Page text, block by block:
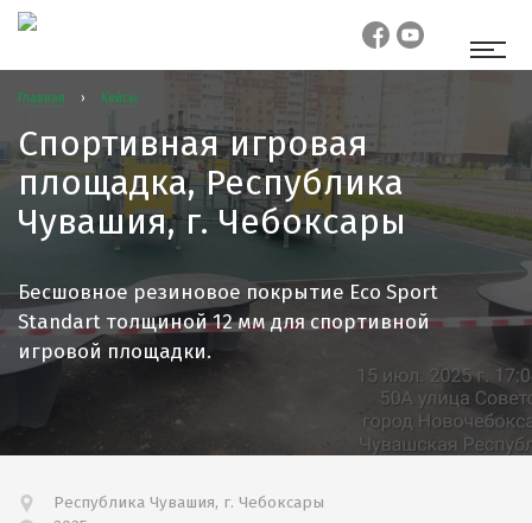
Главная › Кейсы
Спортивная игровая
площадка, Республика
Чувашия, г. Чебоксары
Бесшовное резиновое покрытие Eco Sport
Standart толщиной 12 мм для спортивной
игровой площадки.
Республика Чувашия, г. Чебоксары